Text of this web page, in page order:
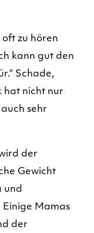
zu hören
kann gut den
Schade,
hat nicht nur
sehr
der
Gewicht
und
Einige Mamas
der